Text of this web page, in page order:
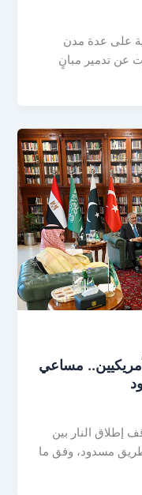
على عدة مدن
عن تدمير مبانٍ
مساعي
إطلاق النار بين
طريق مسدود، وفق ما